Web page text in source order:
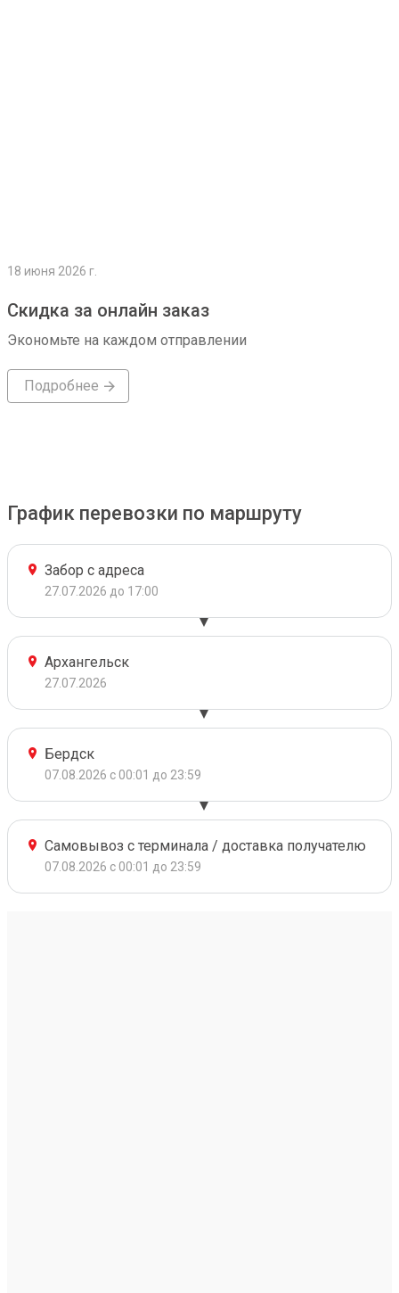
18 июня 2026 г.
Скидка за онлайн заказ
Экономьте на каждом отправлении
Подробнее
График перевозки по маршруту
Забор с адреса
27.07.2026 до 17:00
Архангельск
27.07.2026
Бердск
07.08.2026 с 00:01 до 23:59
Самовывоз с терминала / доставка получателю
07.08.2026 с 00:01 до 23:59